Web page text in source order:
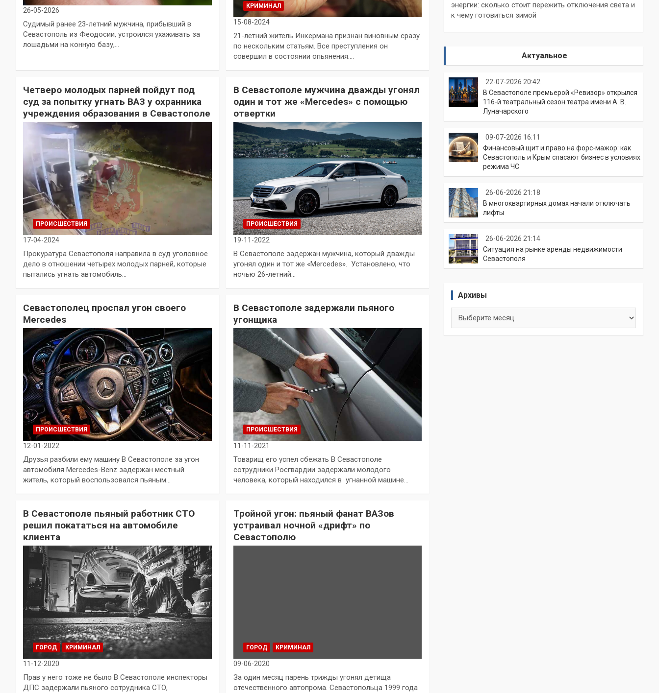
26-05-2026
Судимый ранее 23-летний мужчина, прибывший в
Севастополь из Феодосии, устроился ухаживать за
лошадьми на конную базу,…
КРИМИНАЛ
15-08-2024
21-летний житель Инкермана признан виновным сразу
по нескольким статьям. Все преступления он
совершил в состоянии опьянения.…
Четверо молодых парней пойдут под
суд за попытку угнать ВАЗ у охранника
учреждения образования в Севастополе
ПРОИСШЕСТВИЯ
17-04-2024
Прокуратура Севастополя направила в суд уголовное
дело в отношении четырех молодых парней, которые
пытались угнать автомобиль…
В Севастополе мужчина дважды угонял
один и тот же «Mercedes» с помощью
отвертки
ПРОИСШЕСТВИЯ
19-11-2022
В Севастополе задержан мужчина, который дважды
угонял один и тот же «Mercedes». Установлено, что
ночью 26-летний…
Севастополец проспал угон своего
Mercedes
ПРОИСШЕСТВИЯ
12-01-2022
Друзья разбили ему машину В Севастополе за угон
автомобиля Mercedes-Benz задержан местный
житель, который воспользовался пьяным…
В Севастополе задержали пьяного
угонщика
ПРОИСШЕСТВИЯ
11-11-2021
Товарищ его успел сбежать В Севастополе
сотрудники Росгвардии задержали молодого
человека, который находился в угнанной машине…
В Севастополе пьяный работник СТО
решил покататься на автомобиле
клиента
ГОРОД КРИМИНАЛ
11-12-2020
Прав у него тоже не было В Севастополе инспекторы
ДПС задержали пьяного сотрудника СТО,
Тройной угон: пьяный фанат ВАЗов
устраивал ночной «дрифт» по
Севастополю
ГОРОД КРИМИНАЛ
09-06-2020
За один месяц парень трижды угонял детища
отечественного автопрома. Севастопольца 1999 года
энергии: сколько стоит пережить отключения света и
к чему готовиться зимой
Актуальное
22-07-2026 20:42
В Севастополе премьерой «Ревизор» открылся
116-й театральный сезон театра имени А. В.
Луначарского
09-07-2026 16:11
Финансовый щит и право на форс-мажор: как
Севастополь и Крым спасают бизнес в условиях
режима ЧС
26-06-2026 21:18
В многоквартирных домах начали отключать
лифты
26-06-2026 21:14
Ситуация на рынке аренды недвижимости
Севастополя
Архивы